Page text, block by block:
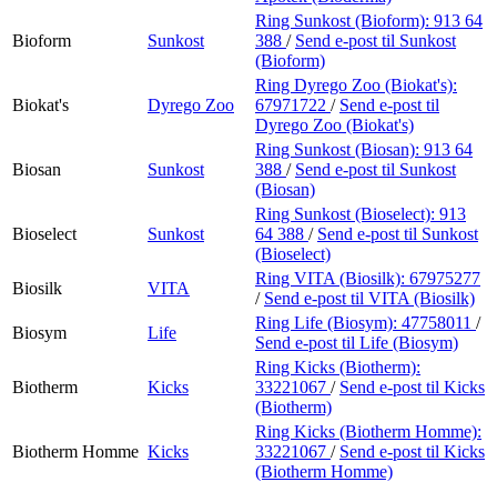
Bioform Sunkost
Ring Sunkost (Bioform): 913 64
388 / Send e-post til Sunkost
(Bioform)
Biokat's Dyrego Zoo
Ring Dyrego Zoo (Biokat's):
67971722 / Send e-post til
Dyrego Zoo (Biokat's)
Biosan Sunkost
Ring Sunkost (Biosan): 913 64
388 / Send e-post til Sunkost
(Biosan)
Bioselect Sunkost
Ring Sunkost (Bioselect): 913
64 388 / Send e-post til Sunkost
(Bioselect)
Biosilk
VITA
Ring VITA (Biosilk): 67975277
/ Send e-post til VITA (Biosilk)
Biosym
Life
Ring Life (Biosym): 47758011 /
Send e-post til Life (Biosym)
Biotherm Kicks
Ring Kicks (Biotherm):
33221067 / Send e-post til Kicks
(Biotherm)
Biotherm Homme Kicks
Ring Kicks (Biotherm Homme):
33221067 / Send e-post til Kicks
(Biotherm Homme)